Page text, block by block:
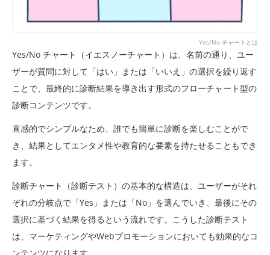
Yes/No チャートとは
Yes/No チャート（イエスノーチャート）は、名前の通り、ユー
ザーが質問に対して「はい」または「いいえ」の選択を繰り返す
ことで、最終的に診断結果を導き出す形式のフローチャート型の
診断コンテンツです。
直感的でシンプルなため、誰でも簡単に診断を楽しむことがで
き、結果としてエンタメ性や教育的な要素を持たせることもでき
ます。
診断チャート（診断テスト）の基本的な構造は、ユーザーがそれ
ぞれの分岐点で「Yes」または「No」を選んでいき、最後にその
選択に基づく結果を得るという流れです。こうした診断テスト
は、マーケティングやWebプロモーションにおいても効果的なコ